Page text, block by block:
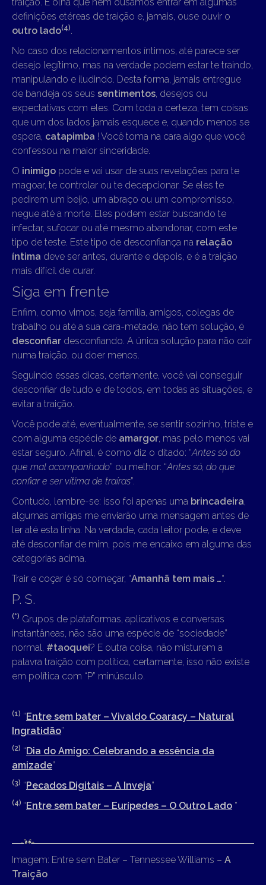
definições etéreas de traição e, jamais, ouse ouvir o
outro lado(4).
No caso dos relacionamentos íntimos, até parece ser
desejo legítimo, mas na verdade podem estar te traindo,
manipulando e iludindo. Desta forma, jamais entregue
de bandeja os seus sentimentos, desejos ou
expectativas com eles. Com toda a certeza, tem coisas
que um dos lados jamais esquece e, quando menos se
espera, catapimba ! Você toma na cara algo que você
confessou na maior sinceridade.
O inimigo pode e vai usar de suas revelações para te
magoar, te controlar ou te decepcionar. Se eles te
pedirem um beijo, um abraço ou um compromisso,
negue até a morte. Eles podem estar buscando te
infectar, sufocar ou até mesmo abandonar, com este
tipo de teste. Este tipo de desconfiança na relação
íntima deve ser antes, durante e depois, e é a traição
mais difícil de curar.
Siga em frente
Enfim, como vimos, seja família, amigos, colegas de
trabalho ou até a sua cara-metade, não tem solução, é
desconfiar desconfiando. A única solução para não cair
numa traição, ou doer menos.
Seguindo essas dicas, certamente, você vai conseguir
desconfiar de tudo e de todos, em todas as situações, e
evitar a traição.
Você pode até, eventualmente, se sentir sozinho, triste e
com alguma espécie de amargor, mas pelo menos vai
estar seguro. Afinal, é como diz o ditado: “Antes só do
que mal acompanhado” ou melhor: “Antes só, do que
confiar e ser vítima de traíras”.
Contudo, lembre-se: isso foi apenas uma brincadeira,
algumas amigas me enviarão uma mensagem antes de
ler até esta linha. Na verdade, cada leitor pode, e deve
até desconfiar de mim, pois me encaixo em alguma das
categorias acima.
Trair e coçar é só começar, “Amanhã tem mais …“.
P. S.
(*) Grupos de plataformas, aplicativos e conversas
instantâneas, não são uma espécie de “sociedade”
normal, #taoquei? E outra coisa, não misturem a
palavra traição com política, certamente, isso não existe
em política com “P” minúsculo.
(1) “Entre sem bater – Vivaldo Coaracy – Natural
Ingratidão”
(2) “Dia do Amigo: Celebrando a essência da
amizade”
(3) “Pecados Digitais – A Inveja”
(4) “Entre sem bater – Eurípedes – O Outro Lado ”
Imagem: Entre sem Bater – Tennessee Williams – A
Traição